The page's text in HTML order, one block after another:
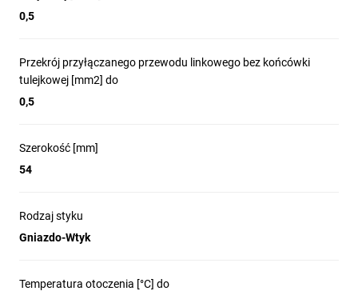
0,5
Przekrój przyłączanego przewodu linkowego bez końcówki
tulejkowej [mm2] do
0,5
Szerokość [mm]
54
Rodzaj styku
Gniazdo-Wtyk
Temperatura otoczenia [°C] do